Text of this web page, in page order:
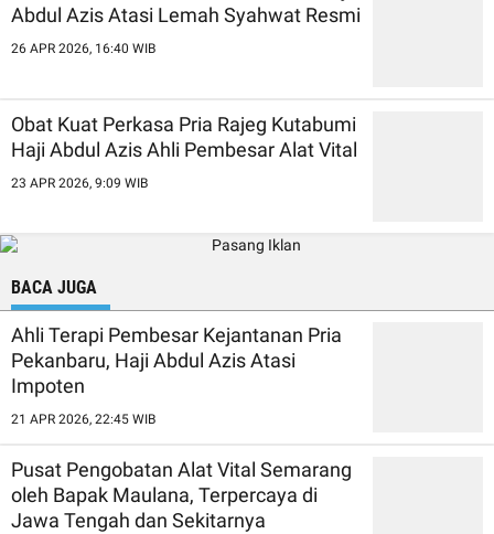
Abdul Azis Atasi Lemah Syahwat Resmi
26 APR 2026, 16:40 WIB
Obat Kuat Perkasa Pria Rajeg Kutabumi
Haji Abdul Azis Ahli Pembesar Alat Vital
23 APR 2026, 9:09 WIB
BACA JUGA
Ahli Terapi Pembesar Kejantanan Pria
Pekanbaru, Haji Abdul Azis Atasi
Impoten
21 APR 2026, 22:45 WIB
Pusat Pengobatan Alat Vital Semarang
oleh Bapak Maulana, Terpercaya di
Jawa Tengah dan Sekitarnya